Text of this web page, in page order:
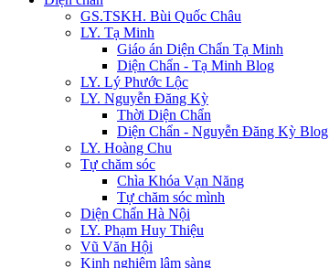
GS.TSKH. Bùi Quốc Châu
LY. Tạ Minh
Giáo án Diện Chẩn Tạ Minh
Diện Chẩn - Tạ Minh Blog
LY. Lý Phước Lộc
LY. Nguyễn Đăng Kỳ
Thời Diện Chẩn
Diện Chẩn - Nguyễn Đăng Kỳ Blog
LY. Hoàng Chu
Tự chăm sóc
Chìa Khóa Vạn Năng
Tự chăm sóc mình
Diện Chẩn Hà Nội
LY. Phạm Huy Thiệu
Vũ Văn Hội
Kinh nghiệm lâm sàng